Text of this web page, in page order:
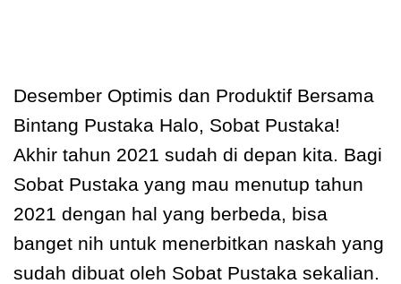
Desember Optimis dan Produktif Bersama
Bintang Pustaka Halo, Sobat Pustaka!
Akhir tahun 2021 sudah di depan kita. Bagi
Sobat Pustaka yang mau menutup tahun
2021 dengan hal yang berbeda, bisa
banget nih untuk menerbitkan naskah yang
sudah dibuat oleh Sobat Pustaka sekalian.